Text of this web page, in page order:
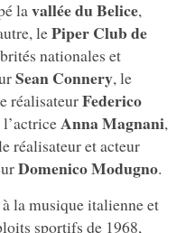
la vallée du Belice,
lePiper Club de
nationales et
Sean Connery, le
réalisateurFederico
l’actriceAnna Magnani,
réalisateur et acteur
Domenico Modugno.
la musique italienne et
sportifs de 1968,